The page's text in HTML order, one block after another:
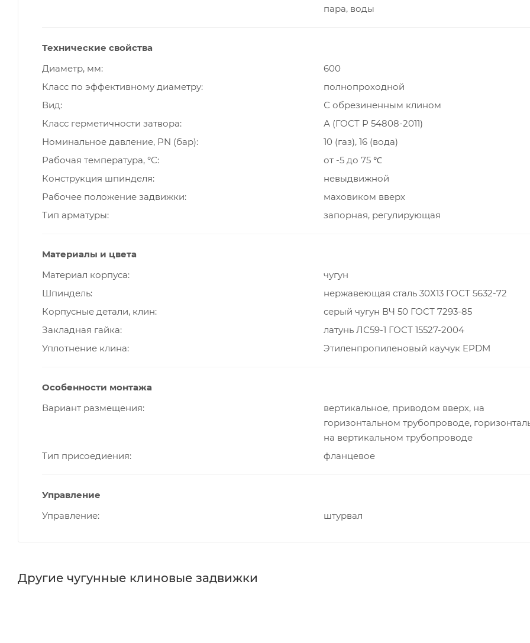
пара, воды
Технические свойства
Диаметр, мм
600
Класс по эффективному диаметру
полнопроходной
Вид
С обрезиненным клином
Класс герметичности затвора
А (ГОСТ Р 54808-2011)
Номинальное давление, PN (бар)
10 (газ), 16 (вода)
Рабочая температура, °С
от -5 до 75 ℃
Конструкция шпинделя
невыдвижной
Рабочее положение задвижки
маховиком вверх
Тип арматуры
запорная, регулирующая
Материалы и цвета
Материал корпуса
чугун
Шпиндель
нержавеющая сталь 30Х13 ГОСТ 5632-72
Корпусные детали, клин
серый чугун ВЧ 50 ГОСТ 7293-85
Закладная гайка
латунь ЛС59-1 ГОСТ 15527-2004
Уплотнение клина
Этиленпропиленовый каучук EPDM
Особенности монтажа
Вариант размещения
вертикальное, приводом вверх, на
горизонтальном трубопроводе,
на вертикальном трубопроводе
Тип присоедиения
фланцевое
Управление
Управление
штурвал
Другие чугунные клиновые задвижки